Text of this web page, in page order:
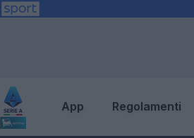
App Regolamenti